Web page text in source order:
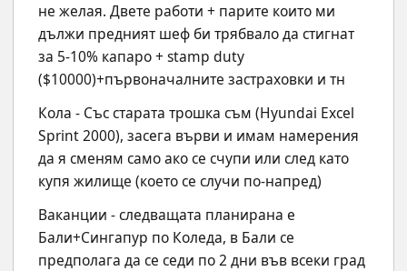
не желая. Двете работи + парите които ми
дължи предният шеф би трябвало да стигнат
за 5-10% капаро + stamp duty
($10000)+първоначалните застраховки и тн
Кола - Със старата трошка съм (Hyundai Excel
Sprint 2000), засега върви и имам намерения
да я сменям само ако се счупи или след като
купя жилище (което се случи по-напред)
Ваканции - следващата планирана е
Бали+Сингапур по Коледа, в Бали се
предполага да се седи по 2 дни във всеки град